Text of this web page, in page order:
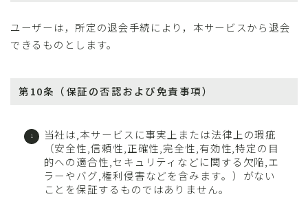
ユーザーは，所定の退会手続により，本サービスから退会
できるものとします。
第10条（保証の否認および免責事項）
当社は,本サービスに事実上または法律上の瑕疵
（安全性,信頼性,正確性,完全性,有効性,特定の目
的への適合性,セキュリティなどに関する欠陥,エ
ラーやバグ,権利侵害などを含みます。）がない
ことを保証するものではありません。